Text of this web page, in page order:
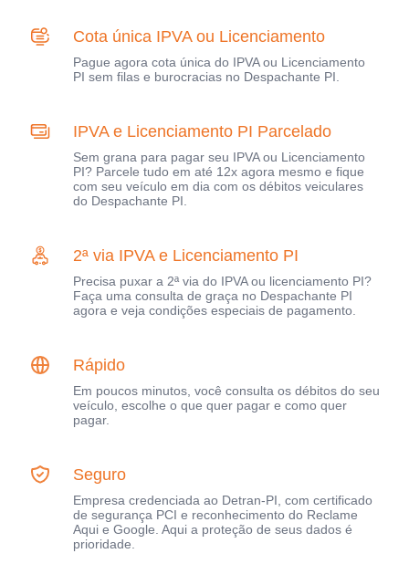
Cota única IPVA ou Licenciamento
Pague agora cota única do IPVA ou Licenciamento
PI sem filas e burocracias no Despachante PI.
IPVA e Licenciamento PI Parcelado
Sem grana para pagar seu IPVA ou Licenciamento
PI? Parcele tudo em até 12x agora mesmo e fique
com seu veículo em dia com os débitos veiculares
do Despachante PI.
2ª via IPVA e Licenciamento PI
Precisa puxar a 2ª via do IPVA ou licenciamento PI?
Faça uma consulta de graça no Despachante PI
agora e veja condições especiais de pagamento.
Rápido
Em poucos minutos, você consulta os débitos do seu
veículo, escolhe o que quer pagar e como quer
pagar.
Seguro
Empresa credenciada ao Detran-PI, com certificado
de segurança PCI e reconhecimento do Reclame
Aqui e Google. Aqui a proteção de seus dados é
prioridade.